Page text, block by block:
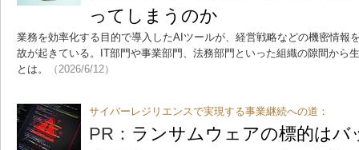
ってしまうのか
業務を効率化する目的で導入したAIツールが、経営戦略などの機密情報
故が起きている。IT部門や事業部門、法務部門といった組織の隙間から
とは。
（2026/6/12）
サイバーレジリエンスで実現する事業継続への道：
PR： ランサムウェアの標的はバ